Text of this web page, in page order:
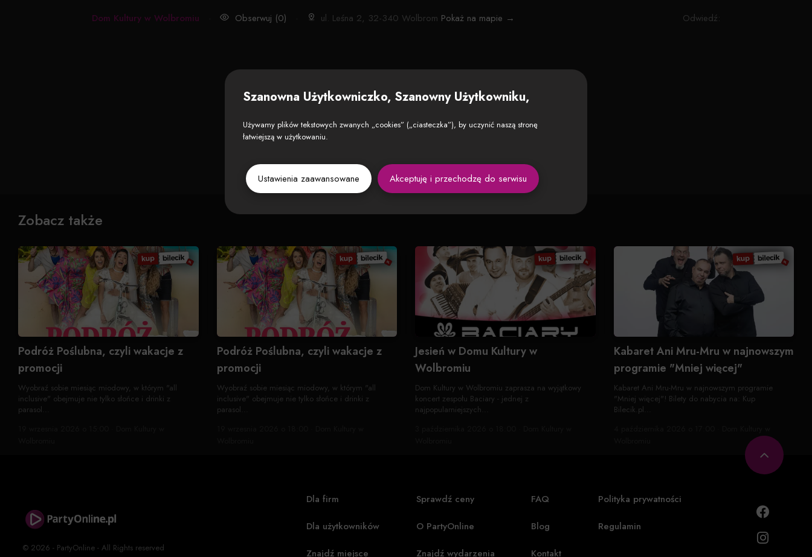
Dom Kultury w Wolbromiu · Obserwuj (0) · ul. Leśna 2, 32-340 Wolbrom Pokaż na mapie → Odwiedź:
Zobacz także
Podróż Poślubna, czyli wakacje z
promocji
Wyobraź sobie miesiąc miodowy, w którym "all
inclusive" obejmuje nie tylko słońce i drinki z
parasol...
Podróż Poślubna, czyli wakacje z
promocji
Wyobraź sobie miesiąc miodowy, w którym "all
inclusive" obejmuje nie tylko słońce i drinki z
parasol...
Jesień w Domu Kultury w
Wolbromiu
Dom Kultury w Wolbromiu zaprasza na wyjątkowy
koncert zespołu Baciary - jednej z
najpopularniejszych...
Kabaret Ani Mru-Mru w najnowszym
programie "Mniej więcej"
Kabaret Ani Mru-Mru w najnowszym programie
"Mniej więcej"! Bilety do nabycia na: Kup
Bilecik.pl...
© 2026 - PartyOnline - All Rights reserved
Dla firm
Dla użytkowników
Znajdź miejsce
Sprawdź ceny
O PartyOnline
Znajdź wydarzenia
FAQ
Blog
Kontakt
Polityka prywatności
Regulamin
Szanowna Użytkowniczko, Szanowny Użytkowniku,
Używamy plików tekstowych zwanych „cookies” („ciasteczka”), by uczynić naszą stronę
łatwiejszą w użytkowaniu.
Ustawienia zaawansowane Akceptuję i przechodzę do serwisu